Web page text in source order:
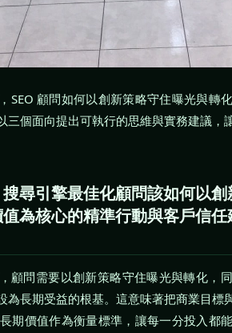
SEO 顧問如何以創新策略守住曝光與轉
三個面向提出可執行的思維與實務建議，
尋引擎最佳化顧問該如何以
為核心的精準行動與客戶信
顧問需要以創新策略守住曝光與轉化，
為長期受益的根基。這意味著把商業目標
期價值作為衡量標準，讓每一分投入都